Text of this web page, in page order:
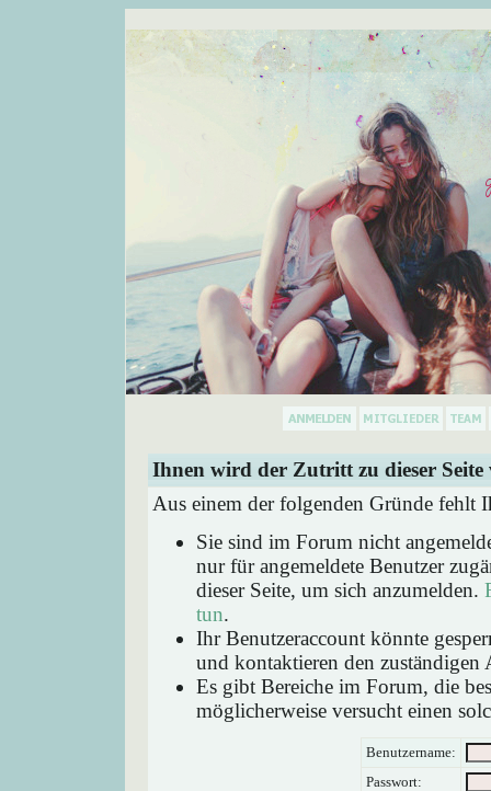
Ihnen wird der Zutritt zu dieser Seite
Aus einem der folgenden Gründe fehlt
Sie sind im Forum nicht
nur für angemeldete Benutzer
dieser Seite, um sich anzumelden.
tun.
Ihr Benutzeraccount könnte
und kontaktieren den zuständigen
Es gibt Bereiche im Forum, die
möglicherweise versucht einen
Benutzername:
Passwort: